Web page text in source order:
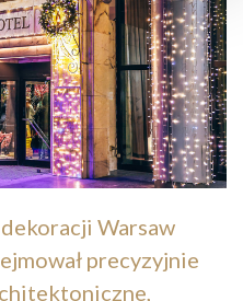
Warsaw
precyzyjnie